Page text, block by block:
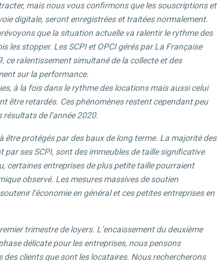
mais nous vous confirmons que les souscriptions et
digitale, seront enregistrées et traitées normalement.
que la situation actuelle va ralentir le rythme des
stopper. Les SCPI et OPCI gérés par La Française
ralentissement simultané de la collecte et des
sur la performance.
à la fois dans le rythme des locations mais aussi celui
être retardés. Ces phénomènes restent cependant peu
de l’année 2020.
protégés par des baux de long terme. La majorité des
ses SCPI, sont des immeubles de taille significative
certaines entreprises de plus petite taille pourraient
observé. Les mesures massives de soutien
l’économie en général et ces petites entreprises en
trimestre de loyers. L’encaissement du deuxième
délicate pour les entreprises, nous pensons
clients que sont les locataires. Nous rechercherons